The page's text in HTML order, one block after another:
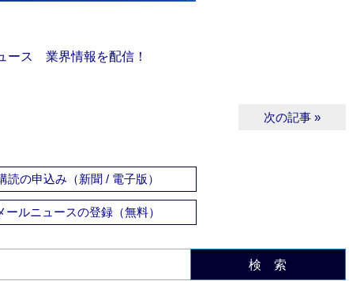
ス 業界情報を配信！
次の記事 »
読の申込み（新聞 / 電子版）
ールニュースの登録（無料）
検 索